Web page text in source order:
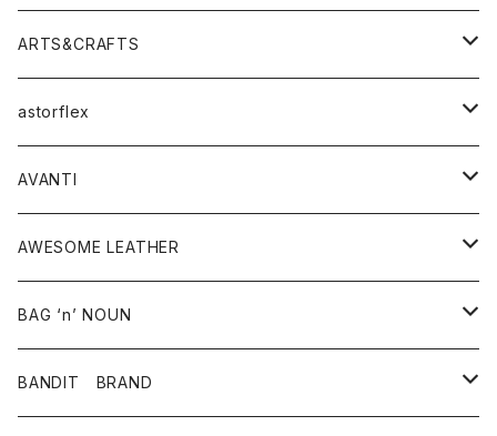
シャツ・ブラウス
パンツ
スカート
ワンピース・オールインワン
バッグ
シューズ
アクセサリー
その他雑貨
アウター
コート
ジャケット
トップス
ベスト
シャツ
ワンピース
ボトム
スカート
パンツ
グッズ
靴
ARTS&CRAFTS
アクセサリー
ウォレット
バッグ
astorflex
グッズ
靴
AVANTI
シャツ
AWESOME LEATHER
アウター
革ジャケット
BAG ‘n’ NOUN
アクセサリー
BANDIT BRAND